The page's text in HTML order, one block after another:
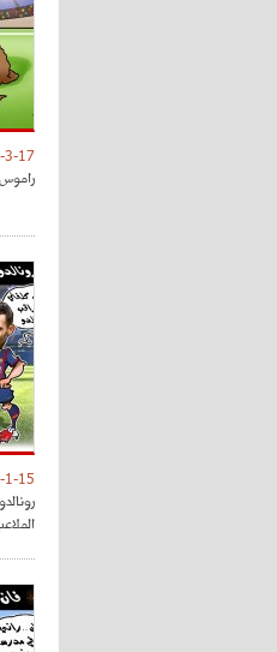
3-17
راموس
1-15